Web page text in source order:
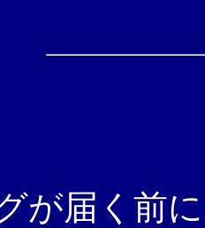
が届く前